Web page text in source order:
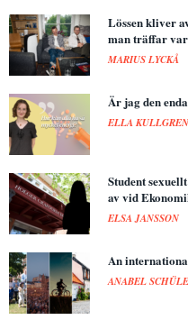
Lössen kliver
man träffar
MARIUS LYCKÅ
Är jag den
ELLA KULLGREN
Student
av vid
ELSA JANSSON
An
ANABEL